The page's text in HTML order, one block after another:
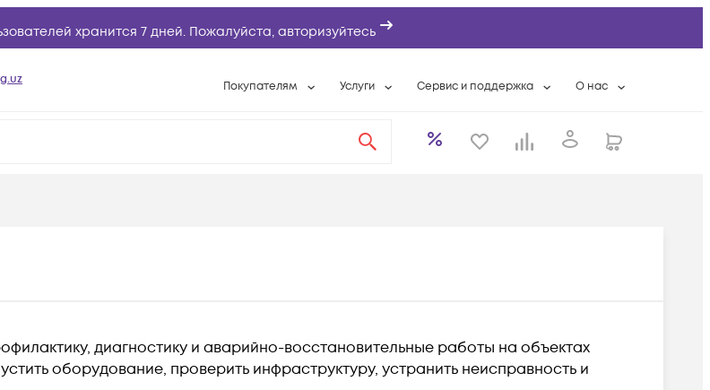
хранится 7 дней. Пожалуйста, авторизуйтесь
Покупателям Услуги
Расширенная гарантия
Сервис и поддержка
Разовые выездные работы
О нас
Контактная
диагностику и аварийно-восстановительные работы на объектах
оборудование, проверить инфраструктуру, устранить неисправность и